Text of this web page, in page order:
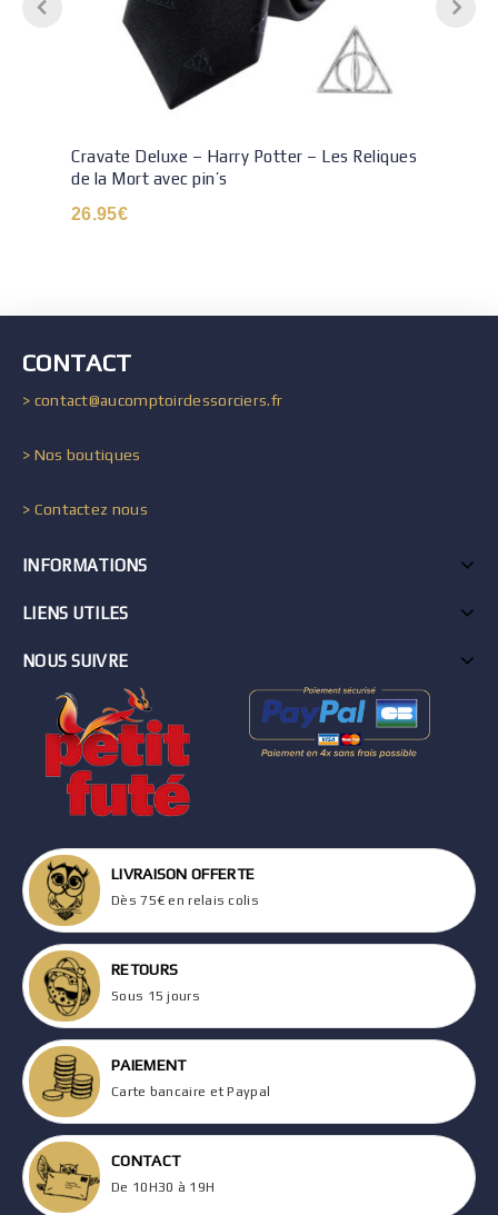
Cravate Deluxe – Harry Potter – Les Reliques
de la Mort avec pin’s
26.95€
CONTACT
> contact@aucomptoirdessorciers.fr
> Nos boutiques
> Contactez nous
INFORMATIONS
LIENS UTILES
NOUS SUIVRE
LIVRAISON OFFERTE
Dès 75€ en relais colis
RETOURS
Sous 15 jours
PAIEMENT
Carte bancaire et Paypal
CONTACT
De 10H30 à 19H